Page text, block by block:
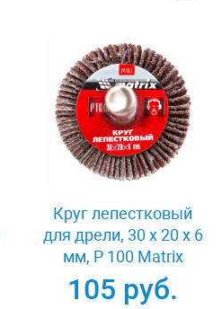
Круг лепестковый
для дрели, 30 х 20 х 6
мм, P 100 Matrix
74161
105 руб.